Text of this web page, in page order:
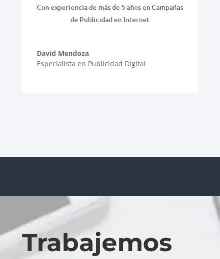
Con experiencia de más de 5 años en Campañas
de Publicidad en Internet
David Mendoza
Especialista en Publicidad Digital
Trabajemos